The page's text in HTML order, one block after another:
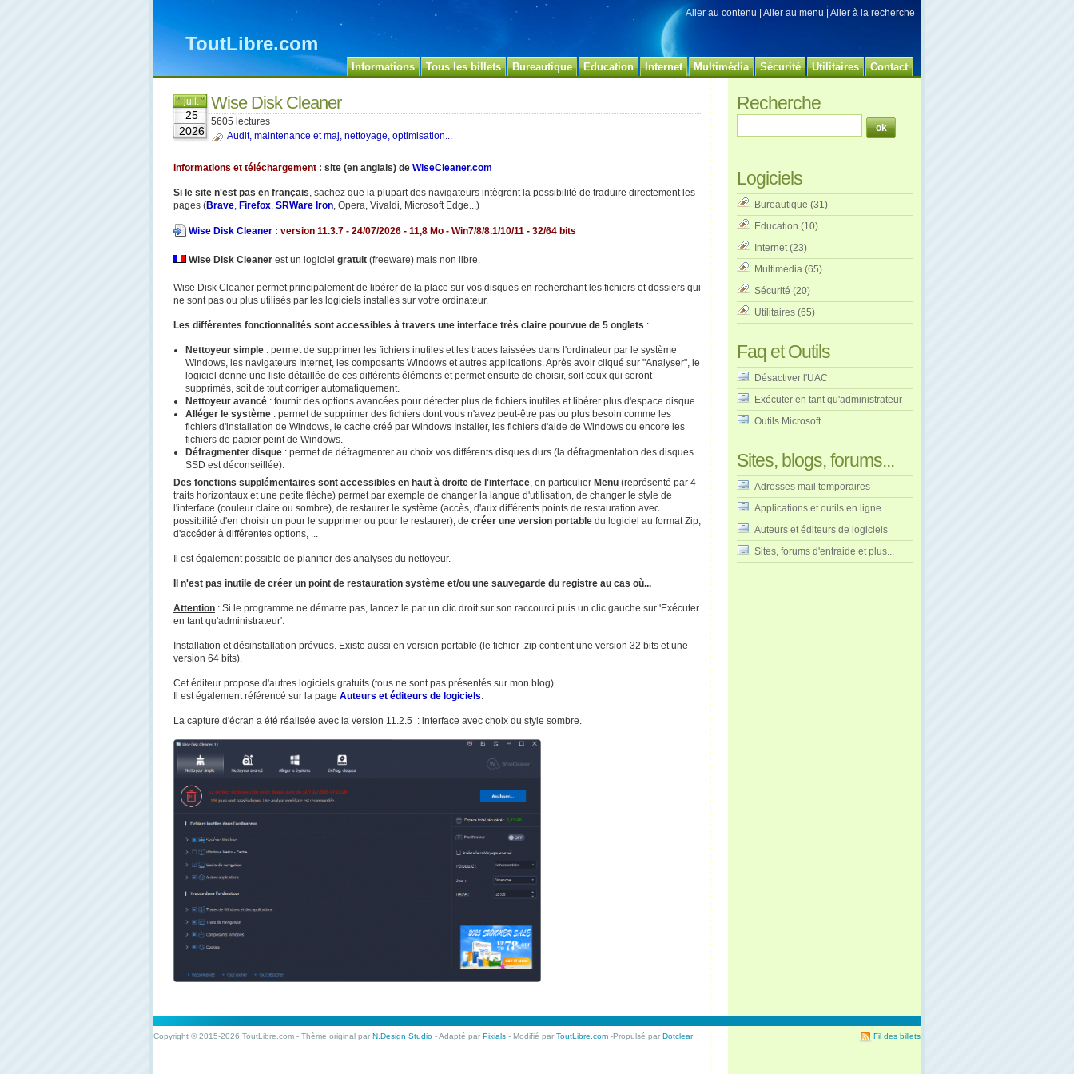
ToutLibre.com
Aller au contenu Aller au menu Aller à la recherche
Informations Tous les billets Bureautique Education Internet Multimédia Sécurité Utilitaires Contact
juil.
25
2026
Wise Disk Cleaner
5605 lectures
Audit, maintenance et maj, nettoyage, optimisation...
Informations et téléchargement : site (en anglais) de WiseCleaner.com
Si le site n'est pas en français, sachez que la plupart des navigateurs intègrent la possibilité de traduire directement les
pages (Brave, Firefox, SRWare Iron, Opera, Vivaldi, Microsoft Edge...)
Wise Disk Cleaner : version 11.3.7 - 24/07/2026 - 11,8 Mo - Win7/8/8.1/10/11 - 32/64 bits
Wise Disk Cleaner est un logiciel gratuit (freeware) mais non libre.
Wise Disk Cleaner permet principalement de libérer de la place sur vos disques en recherchant les fichiers et dossiers qui
ne sont pas ou plus utilisés par les logiciels installés sur votre ordinateur.
Les différentes fonctionnalités sont accessibles à travers une interface très claire pourvue de 5 onglets :
Nettoyeur simple : permet de supprimer les fichiers inutiles et les traces laissées dans l'ordinateur par le système
Windows, les navigateurs Internet, les composants Windows et autres applications. Après avoir cliqué sur "Analyser", le
logiciel donne une liste détaillée de ces différents éléments et permet ensuite de choisir, soit ceux qui seront
supprimés, soit de tout corriger automatiquement.
Nettoyeur avancé : fournit des options avancées pour détecter plus de fichiers inutiles et libérer plus d'espace disque.
Alléger le système : permet de supprimer des fichiers dont vous n'avez peut-être pas ou plus besoin comme les
fichiers d'installation de Windows, le cache créé par Windows Installer, les fichiers d'aide de Windows ou encore les
fichiers de papier peint de Windows.
Défragmenter disque : permet de défragmenter au choix vos différents disques durs (la défragmentation des disques
SSD est déconseillée).
Des fonctions supplémentaires sont accessibles en haut à droite de l'interface, en particulier Menu (représenté par 4
traits horizontaux et une petite flèche) permet par exemple de changer la langue d'utilisation, de changer le style de
l'interface (couleur claire ou sombre), de restaurer le système (accès, d'aux différents points de restauration avec
possibilité d'en choisir un pour le supprimer ou pour le restaurer), de créer une version portable du logiciel au format Zip,
d'accéder à différentes options, ...
Il est également possible de planifier des analyses du nettoyeur.
Il n'est pas inutile de créer un point de restauration système et/ou une sauvegarde du registre au cas où...
Attention : Si le programme ne démarre pas, lancez le par un clic droit sur son raccourci puis un clic gauche sur 'Exécuter
en tant qu'administrateur'.
Installation et désinstallation prévues. Existe aussi en version portable (le fichier .zip contient une version 32 bits et une
version 64 bits).
Cet éditeur propose d'autres logiciels gratuits (tous ne sont pas présentés sur mon blog).
Il est également référencé sur la page Auteurs et éditeurs de logiciels.
La capture d'écran a été réalisée avec la version 11.2.5 : interface avec choix du style sombre.
Recherche
Logiciels
Bureautique (31)
Education (10)
Internet(23)
Multimédia (65)
Sécurité (20)
Utilitaires (65)
Faq et Outils
Désactiver l'UAC
Exécuter en tant qu'administrateur
Outils Microsoft
Sites, blogs, forums...
Adresses mail temporaires
Applications et outils en ligne
Auteurs et éditeurs de logiciels
Sites, forums d'entraide et plus...
Copyright © 2015-2026 ToutLibre.com - Thème original par N.Design Studio - Adapté par Pixials - Modifié par ToutLibre.com -Propulsé par Dotclear Fil des billets